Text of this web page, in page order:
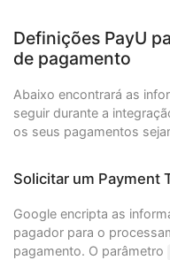
Definições PayU
de pagamento
Abaixo encontrará as
seguir durante a
os seus pagamentos
Solicitar um Payment
Google encripta as
pagador para o
pagamento. O parâmetro